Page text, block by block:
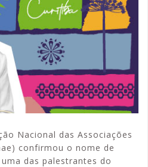
Nacional das Associações
confirmou o nome de
das palestrantes do